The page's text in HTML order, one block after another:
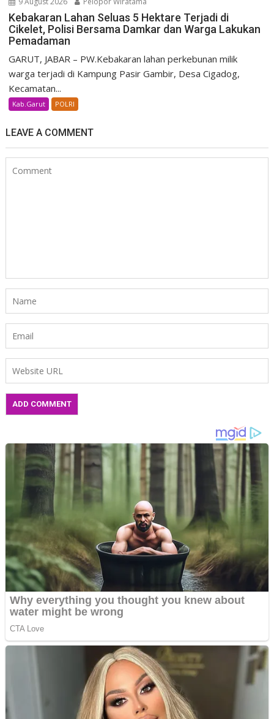
Kebakaran Lahan Seluas 5 Hektare Terjadi di
Cikelet, Polisi Bersama Damkar dan Warga Lakukan
Pemadaman
GARUT, JABAR – PW.Kebakaran lahan perkebunan milik
warga terjadi di Kampung Pasir Gambir, Desa Cigadog,
Kecamatan...
Kab.Garut POLRI
LEAVE A COMMENT